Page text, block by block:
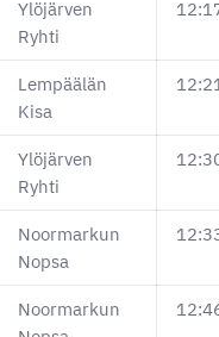
Ylöjärven
Ryhti
Lempäälän
Kisa
Ylöjärven
Ryhti
Noormarkun
Nopsa
Noormarkun